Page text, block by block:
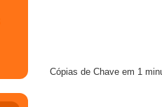
Cópias de Chave em 1